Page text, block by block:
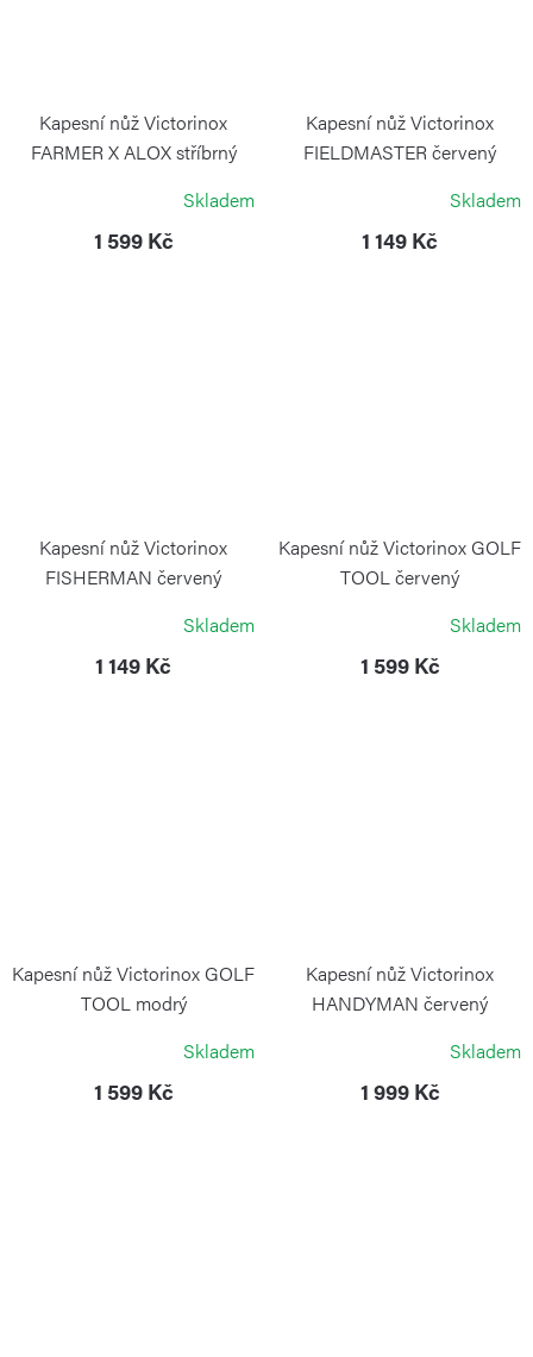
Kapesní nůž Victorinox
FARMER X ALOX stříbrný
Skladem
1 599 Kč
Kapesní nůž Victorinox
FIELDMASTER červený
Skladem
1 149 Kč
Kapesní nůž Victorinox
FISHERMAN červený
Skladem
1 149 Kč
Kapesní nůž Victorinox GOLF
TOOL červený
Skladem
1 599 Kč
Kapesní nůž Victorinox GOLF
TOOL modrý
Skladem
1 599 Kč
Kapesní nůž Victorinox
HANDYMAN červený
Skladem
1 999 Kč